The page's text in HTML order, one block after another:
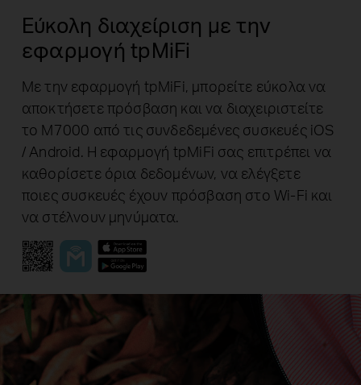
Εύκολη διαχείριση με την
εφαρμογή tpMiFi
Με την εφαρμογή tpMiFi, μπορείτε εύκολα να
αποκτήσετε πρόσβαση και να διαχειριστείτε
το M7000 από τις συνδεδεμένες συσκευές iOS
/ Android. Η εφαρμογή tpMiFi σας επιτρέπει να
καθορίσετε όρια δεδομένων, να ελέγξετε
ποιες συσκευές έχουν πρόσβαση στο Wi-Fi και
να στέλνουν μηνύματα.